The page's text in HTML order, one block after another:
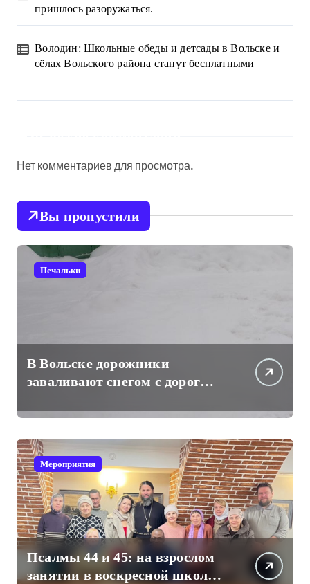
пришлось разоружаться.
Володин: Школьные обеды и детсады в Вольске и
сёлах Вольского района станут бесплатными
Нет комментариев для просмотра.
Вы пропустили
Печальки
В Вольске дорожники
заваливают снегом с дорог
домам
Мероприятия
Псалмы 44 и 45: на взрослом
занятии в воскресной школе